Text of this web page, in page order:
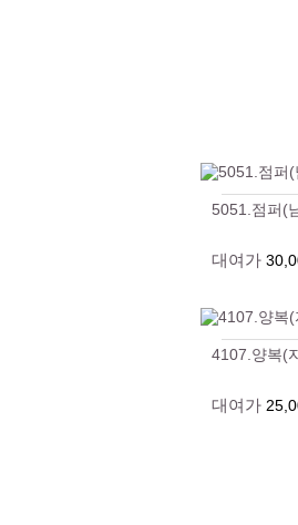
5051.점퍼(
대여가
4107.양복(
대여가